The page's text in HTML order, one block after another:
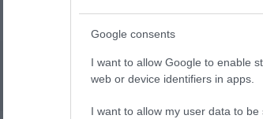
Google consents
I want to allow Google to enable
web or device identifiers in apps.
I want to allow my user data to